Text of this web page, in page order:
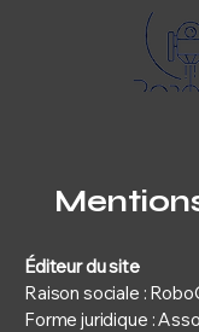
Éditeur du site
Raison sociale :
Forme juridique :